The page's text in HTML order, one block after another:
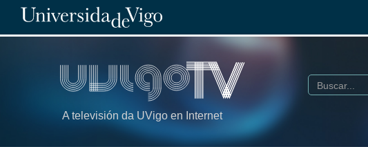
A televisión da UVigo en Internet
Buscar